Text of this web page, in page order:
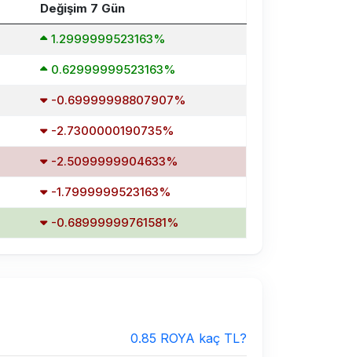
Değişim 7 Gün
1.2999999523163%
0.62999999523163%
-0.69999998807907%
-2.7300000190735%
-2.5099999904633%
-1.7999999523163%
-0.68999999761581%
0.85 ROYA kaç TL?